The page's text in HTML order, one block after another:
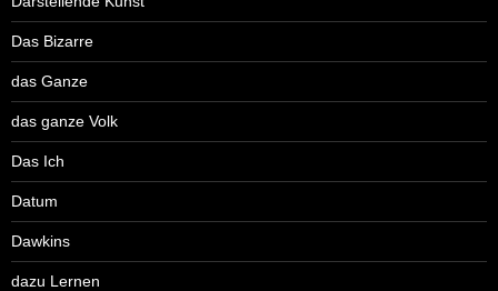
Das Bizarre
das Ganze
das ganze Volk
Das Ich
Datum
Dawkins
dazu Lernen